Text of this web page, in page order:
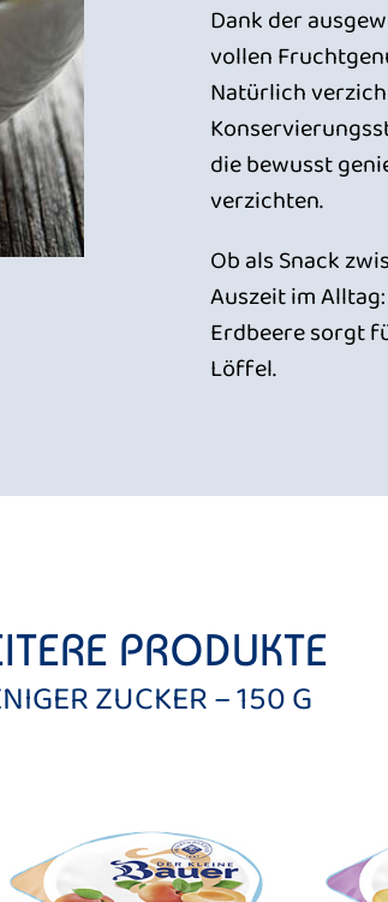
Dank der
vollen
Natürlich
die bewusst
verzichten.
Ob als Snack
Auszeit im
Erdbeere sorgt
Löffel.
PRODUKTE
ZUCKER – 150 G